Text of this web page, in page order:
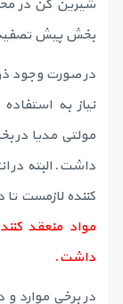
شیرین کن در
بخش پیش
در صورت وجود
نیاز به
مولتی مدیا
داشت. البته در
کننده لازمست
مواد منعقد
داشت.
در برخی موارد و